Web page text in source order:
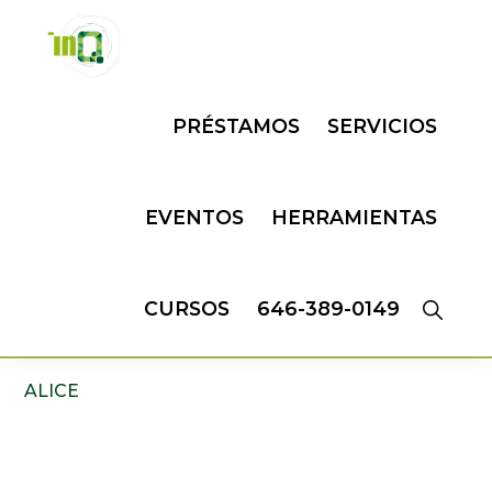
PRÉSTAMOS SERVICIOS
EVENTOS HERRAMIENTAS
CURSOS 646-389-0149
ALICE